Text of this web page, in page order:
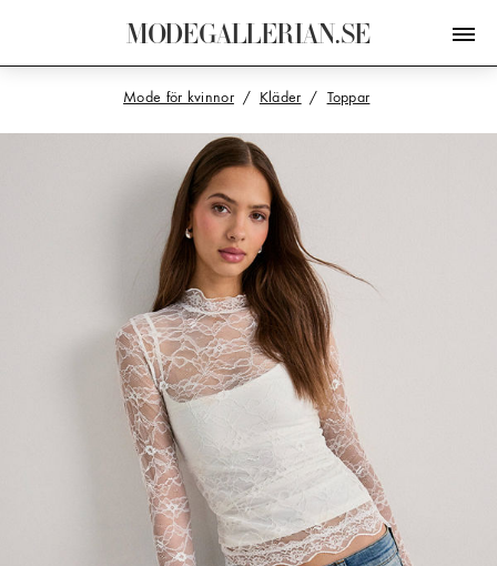
MODEGALLERIAN.SE
Mode för kvinnor Kläder Toppar